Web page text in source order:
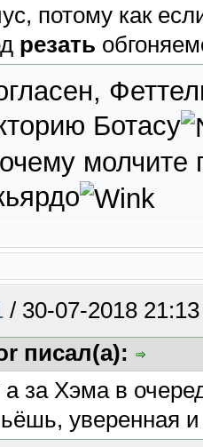
потому как
резать
Ботасу
молчите
/ 30-07-2018 21:13
писал(а):
а за Хэма в
уверенная